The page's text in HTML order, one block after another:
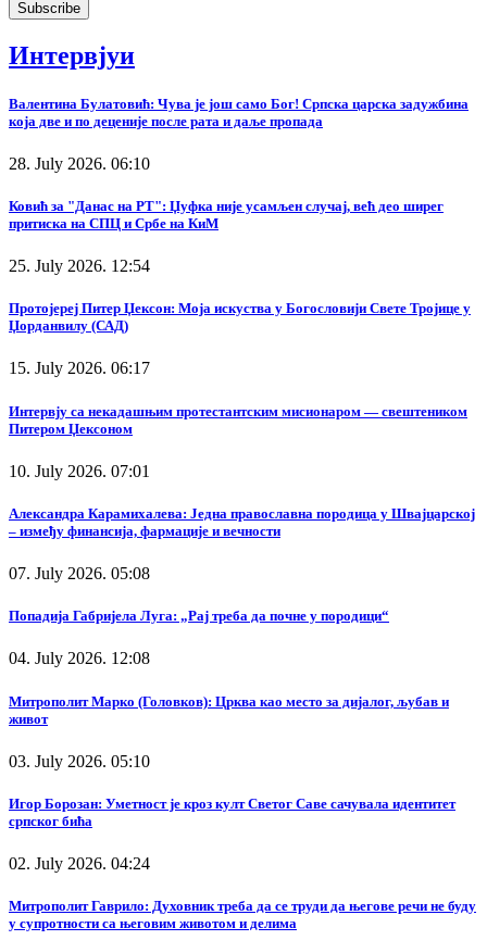
Интервјуи
Валентина Булатовић: Чува је још само Бог! Српска царска задужбина
која две и по деценије после рата и даље пропада
28. July 2026. 06:10
Ковић за "Данас на РТ": Џуфка није усамљен случај, већ део ширег
притиска на СПЦ и Србе на КиМ
25. July 2026. 12:54
Протојереј Питер Џексон: Моја искуства у Богословији Свете Тројице у
Џорданвилу (САД)
15. July 2026. 06:17
Интервју са некадашњим протестантским мисионаром — свештеником
Питером Џексоном
10. July 2026. 07:01
Александра Карамихалева: Једна православна породица у Швајцарској
– између финансија, фармације и вечности
07. July 2026. 05:08
Попадија Габријела Луга: „Рај треба да почне у породици“
04. July 2026. 12:08
Митрополит Марко (Головков): Црква као место за дијалог, љубав и
живот
03. July 2026. 05:10
Игор Борозан: Уметност је кроз култ Светог Саве сачувала идентитет
српског бића
02. July 2026. 04:24
Митрополит Гаврило: Духовник треба да се труди да његове речи не буду
у супротности са његовим животом и делима